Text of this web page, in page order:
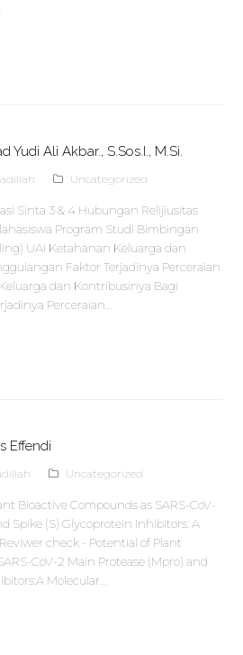
Yudi Ali Akbar., S.Sos.I., M.Si.
Uncategorized
Sinta 3 & 4 Hubungan Relijiusitas
Program Studi Bimbingan
UAI Ketahanan Keluarga dan
Faktor Terjadinya Perceraian
dan Kontribusinya Bagi
Perceraian…
Effendi
Uncategorized
Bioactive Compounds as SARS-CoV-
Spike (S) Glycoprotein Inhibitors: A
check - Potential of Plant
CoV-2 Main Protease (Mpro) and
Molecular…